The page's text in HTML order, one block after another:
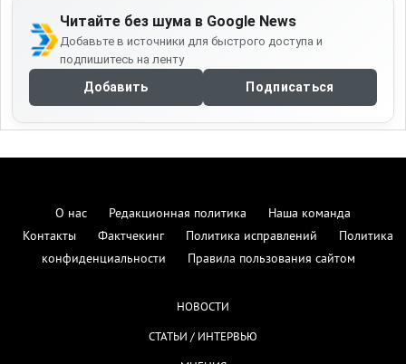
Читайте без шума в Google News
Добавьте в источники для быстрого доступа и
подпишитесь на ленту
Добавить Подписаться
О нас Редакционная политика
Наша команда
Контакты
Фактчекинг Политика исправлений
Политика
конфиденциальности
Правила пользования сайтом
НОВОСТИ
СТАТЬИ / ИНТЕРВЬЮ